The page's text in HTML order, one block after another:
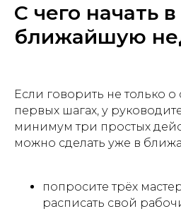
С чего начать в
ближайшую
Если говорить не только о
первых шагах, у
минимум три простых
можно сделать уже в
попросите трёх
расписать свой